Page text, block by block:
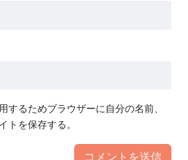
するためブラウザーに自分の名前、
トを保存する。